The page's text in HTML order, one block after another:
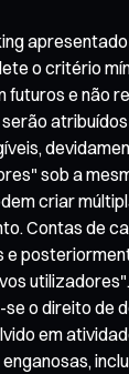
o critério
futuros e não
sob a
criar
Contas de
e
utilizadores".
o direito de
em